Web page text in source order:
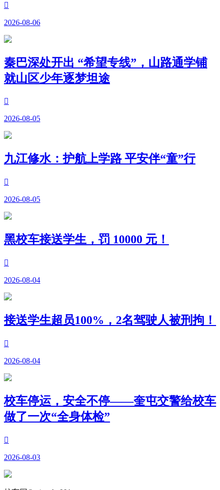

2026-08-06
秦巴深处开出 “希望专线”，山路通学铺
就山区少年逐梦坦途

2026-08-05
九江修水：护航上学路 平安伴“童”行

2026-08-05
黑校车接送学生，罚 10000 元！

2026-08-04
接送学生超员100%，2名驾驶人被刑拘！

2026-08-04
校车停运，安全不停——奎屯交警给校车
做了一次“全身体检”

2026-08-03